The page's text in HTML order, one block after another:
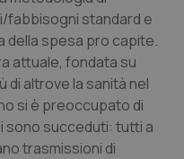
fabbisogni standard e
della spesa pro capite.
attuale, fondata su
di altrove la sanità nel
si è preoccupato di
sono succeduti: tutti a
trasmissioni di